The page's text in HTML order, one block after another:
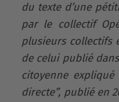
du texte d’une
par le collectif
plusieurs collectifs
de celui publié
citoyenne
directe”, publié en